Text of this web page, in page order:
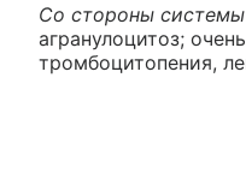
Со стороны
агранулоцитоз;
тромбоцитопения,